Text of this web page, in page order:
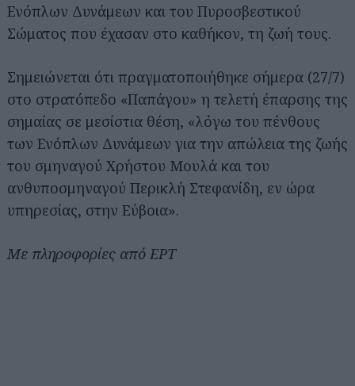
Ενόπλων Δυνάμεων και του Πυροσβεστικού
Σώματος που έχασαν στο καθήκον, τη ζωή τους.
Σημειώνεται ότι πραγματοποιήθηκε σήμερα (27/7)
στο στρατόπεδο «Παπάγου» η τελετή έπαρσης της
σημαίας σε μεσίστια θέση, «λόγω του πένθους
των Ενόπλων Δυνάμεων για την απώλεια της ζωής
του σμηναγού Χρήστου Μουλά και του
ανθυποσμηναγού Περικλή Στεφανίδη, εν ώρα
υπηρεσίας, στην Εύβοια».
Με πληροφορίες από ΕΡΤ